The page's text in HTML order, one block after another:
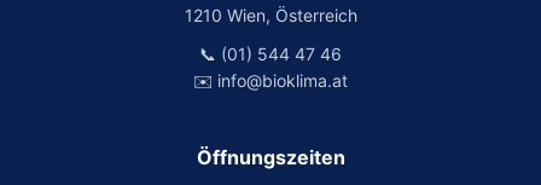
1210 Wien, Österreich
📞 (01) 544 47 46
✉️ info@bioklima.at
Öffnungszeiten